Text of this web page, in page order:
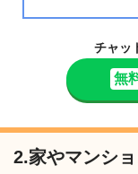
チャッ
無
2.家やマンシ